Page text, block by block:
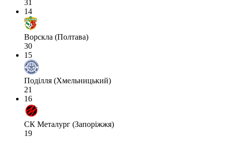
31
14
Ворскла (Полтава)
30
15
Поділля (Хмельницький)
21
16
СК Металург (Запоріжжя)
19